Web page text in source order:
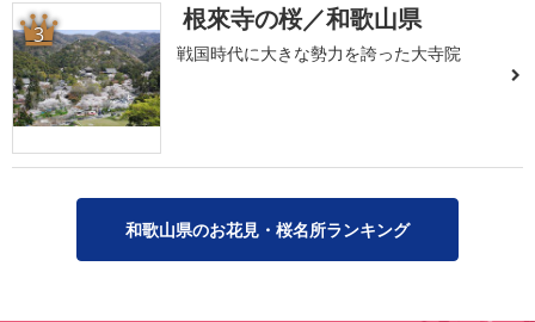
3 根來寺の桜／和歌山県
戦国時代に大きな勢力を誇った大寺院
和歌山県のお花見・桜名所ランキング